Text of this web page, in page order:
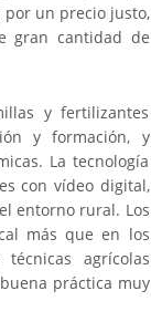
un precio justo,
gran cantidad de
y fertilizantes
y formación, y
La tecnología
con vídeo digital,
entorno rural. Los
más que en los
agrícolas
práctica muy